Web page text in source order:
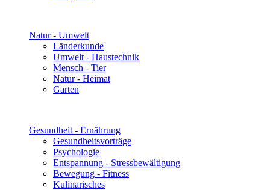
Natur - Umwelt
Länderkunde
Umwelt - Haustechnik
Mensch - Tier
Natur - Heimat
Garten
Gesundheit - Ernährung
Gesundheitsvorträge
Psychologie
Entspannung - Stressbewältigung
Bewegung - Fitness
Kulinarisches